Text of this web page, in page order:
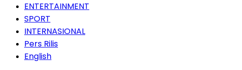
ENTERTAINMENT
SPORT
INTERNASIONAL
Pers Rilis
English